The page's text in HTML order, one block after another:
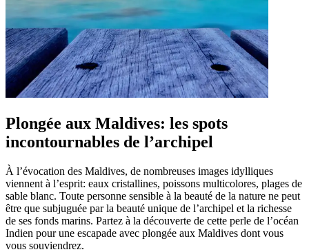
Plongée aux Maldives: les spots
incontournables de l’archipel
À l’évocation des Maldives, de nombreuses images idylliques
viennent à l’esprit: eaux cristallines, poissons multicolores, plages de
sable blanc. Toute personne sensible à la beauté de la nature ne peut
être que subjuguée par la beauté unique de l’archipel et la richesse
de ses fonds marins. Partez à la découverte de cette perle de l’océan
Indien pour une escapade avec plongée aux Maldives dont vous
vous souviendrez.